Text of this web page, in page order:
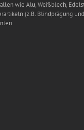
wie Alu, Weißblech,
(z.B. Blindprägung